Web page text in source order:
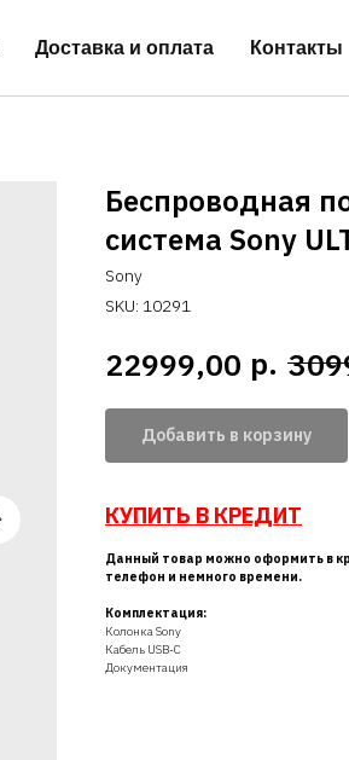
Доставка и оплата Контакты
Беспроводная
система Sony
Sony
SKU: 10291
22999,00 р.
Добавить в корзину
КУПИТЬ В КРЕДИТ
Данный товар можно оформить в
телефон и немного времени.
Комплектация:
Колонка Sony
Кабель USB-C
Документация